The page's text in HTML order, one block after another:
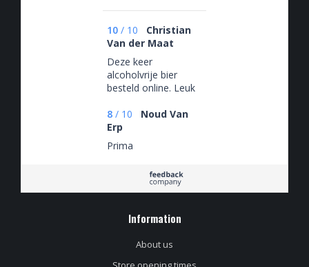
10 / 10
Christian
Van der Maat
Deze keer
alcoholvrije bier
besteld online. Leuk
prijzen en snel
geleverd. De winkel
bezoeken als je in de
buurt bent zal ik
is niet groot maar ze
hebben een mooi
wordt altijd
8 / 10
Noud Van
Erp
Prima
Information
About us